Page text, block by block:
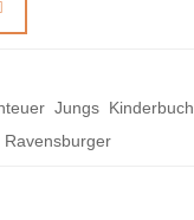
,Jungs Kinderbuch
Ravensburger